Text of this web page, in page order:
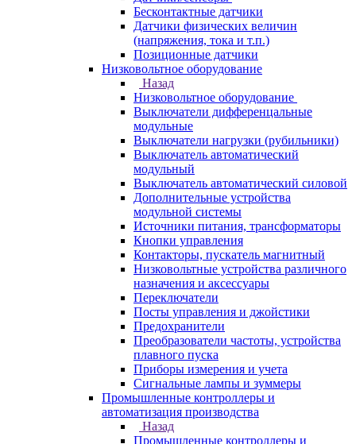
Бесконтактные датчики
Датчики физических величин
(напряжения, тока и т.п.)
Позиционные датчики
Низковольтное оборудование
Назад
Низковольтное оборудование
Выключатели дифференцальные
модульные
Выключатели нагрузки (рубильники)
Выключатель автоматический
модульный
Выключатель автоматический силовой
Дополнительные устройства
модульной системы
Источники питания, трансформаторы
Кнопки управления
Контакторы, пускатель магнитный
Низковольтные устройства различного
назначения и аксессуары
Переключатели
Посты управления и джойстики
Предохранители
Преобразователи частоты, устройства
плавного пуска
Приборы измерения и учета
Сигнальные лампы и зуммеры
Промышленные контроллеры и
автоматизация производства
Назад
Промышленные контроллеры и